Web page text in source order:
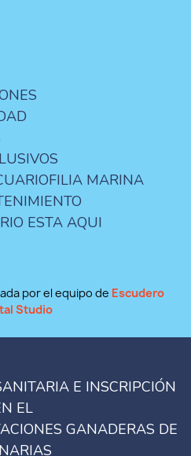
MARINA
ESTA AQUI
por el equipo de Escudero
Studio
E INSCRIPCIÓN
EL
GANADERAS DE